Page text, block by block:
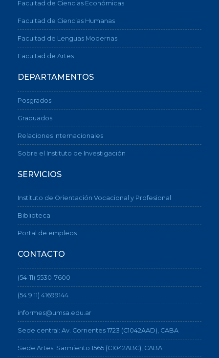
Facultad de Ciencias Económicas
Facultad de Ciencias Humanas
Facultad de Lenguas Modernas
Facultad de Artes
DEPARTAMENTOS
Posgrados
Graduados
Relaciones Internacionales
Sobre el Instituto de Investigación
SERVICIOS
Instituto de Orientación Vocacional y Profesional
Biblioteca
Portal de empleos
CONTACTO
(54-11) 5530-7600
(54 9 11) 41699144
informes@umsa.edu.ar
Sede central: Av. Corrientes 1723 (C1042AAD), CABA
Sede Artes: Sarmiento 1565 (C1042ABC), CABA